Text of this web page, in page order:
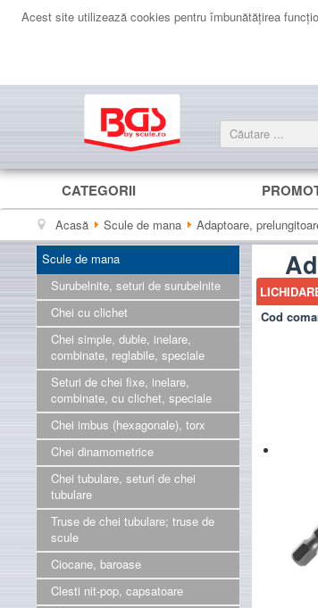
Acest site utilizează cookies pentru îmbunătăţirea
CATEGORII
Acasă Scule de mana Adaptoare,
Scule de mana
Surubelnite, seturi de surubelnite
Chei cu clichet
Chei simple, duble, inelare,
combinate, reglabile, speciale
Seturi de chei fixe, inelare,
combinate, cu clichet, speciale
Chei imbus (hexagonale), torx
Chei dinamometrice
Chei tubulare, seturi de chei
tubulare
Truse de chei tubulare; truse de
scule
Ciocane, baroase
Clesti nit-pop, capsatoare
Cod